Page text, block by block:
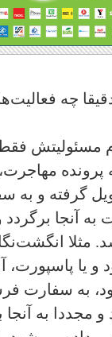
چه
مسئولیتش
پرونده
گرفته و به
به آنجا
مثلا
و یا پاسپورت،
به سفارت
مجددا به